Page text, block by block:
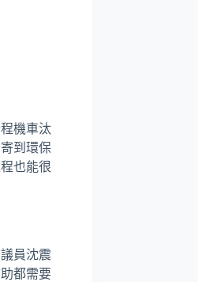
機車汰
到環保
也能很
員沈震
都需要